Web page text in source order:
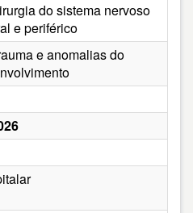
do sistema nervoso
e periférico
e anomalias do